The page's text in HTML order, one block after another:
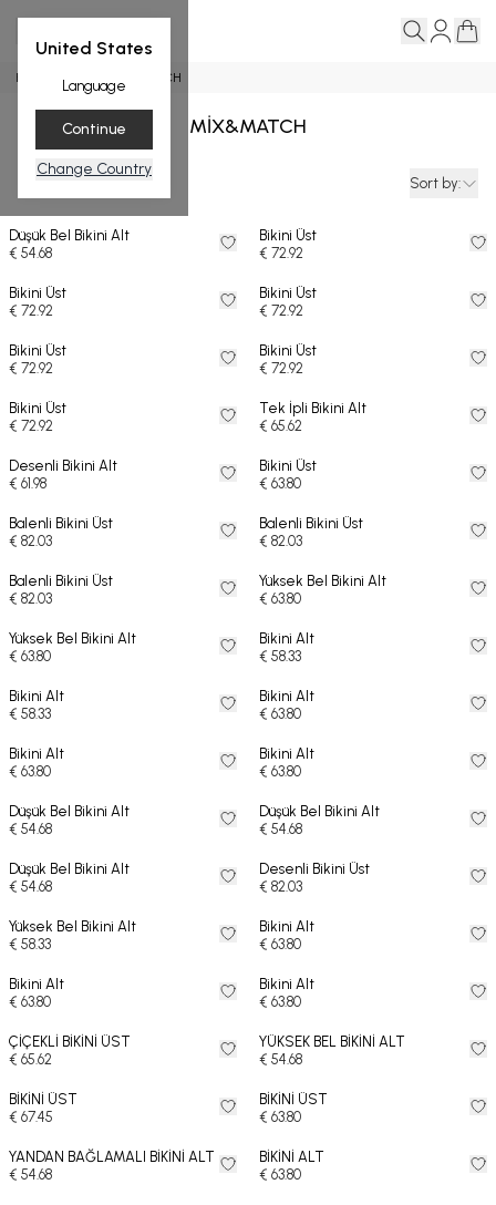
United States
Language
Continue
Change Country
Home page MİX&MATCH
MİX&MATCH
Sort by:
Düşük Bel Bikini Alt
€ 54.68
Bikini Üst
€ 72.92
Bikini Üst
€ 72.92
Bikini Üst
€ 72.92
Bikini Üst
€ 72.92
Bikini Üst
€ 72.92
Bikini Üst
€ 72.92
Tek İpli Bikini Alt
€ 65.62
Desenli Bikini Alt
€ 61.98
Bikini Üst
€ 63.80
Balenli Bikini Üst
€ 82.03
Balenli Bikini Üst
€ 82.03
Balenli Bikini Üst
€ 82.03
Yüksek Bel Bikini Alt
€ 63.80
Yüksek Bel Bikini Alt
€ 63.80
Bikini Alt
€ 58.33
Bikini Alt
€ 58.33
Bikini Alt
€ 63.80
Bikini Alt
€ 63.80
Bikini Alt
€ 63.80
Düşük Bel Bikini Alt
€ 54.68
Düşük Bel Bikini Alt
€ 54.68
Düşük Bel Bikini Alt
€ 54.68
Desenli Bikini Üst
€ 82.03
Yüksek Bel Bikini Alt
€ 58.33
Bikini Alt
€ 63.80
Bikini Alt
€ 63.80
Bikini Alt
€ 63.80
ÇİÇEKLİ BİKİNİ ÜST
€ 65.62
YÜKSEK BEL BİKİNİ ALT
€ 54.68
BİKİNİ ÜST
€ 67.45
BİKİNİ ÜST
€ 63.80
YANDAN BAĞLAMALI BİKİNİ ALT
€ 54.68
BİKİNİ ALT
€ 63.80